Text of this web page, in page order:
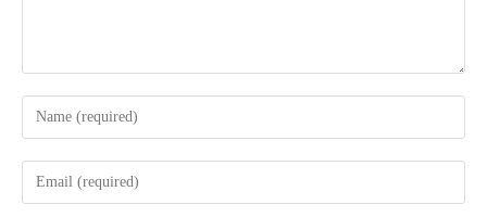
Enter
your
name
Enter
your